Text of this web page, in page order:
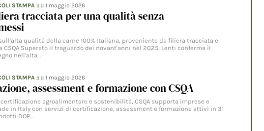
STAMPA :: ::1 maggio 2026
tracciata per una qualità senza
qualità della carne 100% Italiana, proveniente da filiera tracciata e
CSQA Superato il traguardo dei novant'anni nel 2025, Lenti conferma ìl
nell'alta…
STAMPA :: ::1 maggio 2026
assessment e formazione con CSQA
agroalimentare e sostenibilità, CSQA supporta imprese e
in Italy con servizi di certificazione, assessment e formazione attivi in 31
DOP…